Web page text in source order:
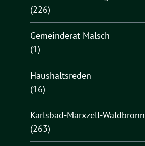
(226)
Gemeinderat Malsch
(1)
Haushaltsreden
(16)
Karlsbad-Marxzell-Waldbronn
(263)